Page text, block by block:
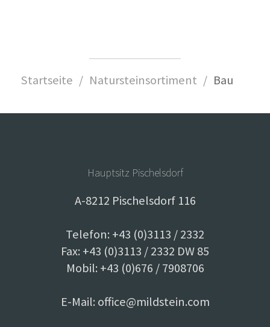
Startseite Natursteinsortiment Bau
Hauptsitz Pischelsdorf
A-8212 Pischelsdorf 116
Telefon: +43 (0)3113 / 2332
Fax: +43 (0)3113 / 2332 DW 85
Mobil: +43 (0)676 / 7908706
E-Mail: office@mildstein.com